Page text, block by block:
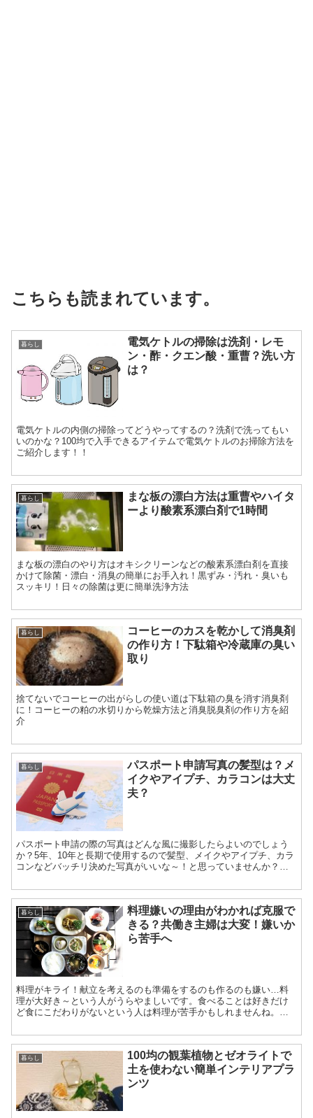
こちらも読まれています。
暮らし
電気ケトルの掃除は洗剤・レモ
ン・酢・クエン酸・重曹？洗い方
は？
電気ケトルの内側の掃除ってどうやってするの？洗剤で洗ってもい
いのかな？100均で入手できるアイテムで電気ケトルのお掃除方法を
ご紹介します！！
暮らし
まな板の漂白方法は重曹やハイタ
ーより酸素系漂白剤で1時間
まな板の漂白のやり方はオキシクリーンなどの酸素系漂白剤を直接
かけて除菌・漂白・消臭の簡単にお手入れ！黒ずみ・汚れ・臭いも
スッキリ！日々の除菌は更に簡単洗浄方法
暮らし
コーヒーのカスを乾かして消臭剤
の作り方！下駄箱や冷蔵庫の臭い
取り
捨てないでコーヒーの出がらしの使い道は下駄箱の臭を消す消臭剤
に！コーヒーの粕の水切りから乾燥方法と消臭脱臭剤の作り方を紹
介
暮らし
パスポート申請写真の髪型は？メ
イクやアイプチ、カラコンは大丈
夫？
パスポート申請の際の写真はどんな風に撮影したらよいのでしょう
か？5年、10年と長期で使用するので髪型、メイクやアイプチ、カラ
コンなどバッチリ決めた写真がいいな～！と思っていませんか？パ
暮らし
料理嫌いの理由がわかれば克服で
きる？共働き主婦は大変！嫌いか
ら苦手へ
料理がキライ！献立を考えるのも準備をするのも作るのも嫌い…料
理が大好き～という人がうらやましいです。食べることは好きだけ
ど食にこだわりがないという人は料理が苦手かもしれませんね。今
暮らし
100均の観葉植物とゼオライトで
土を使わない簡単インテリアプラ
ンツ